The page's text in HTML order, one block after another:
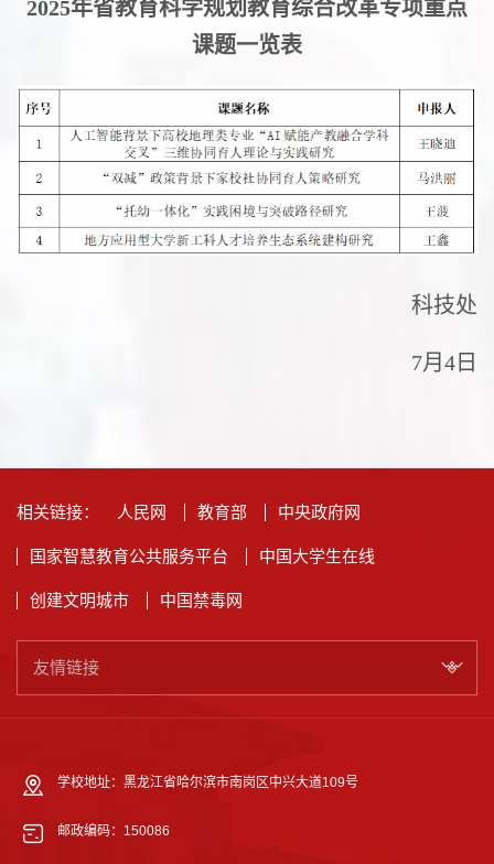
2025年省教育科学规划教育综合改革专项重点
课题一览表
科技处
7月4日
相关链接： 人民网 教育部 中央政府网
国家智慧教育公共服务平台 中国大学生在线
创建文明城市 中国禁毒网
友情链接
学校地址：黑龙江省哈尔滨市南岗区中兴大道109号
邮政编码：150086